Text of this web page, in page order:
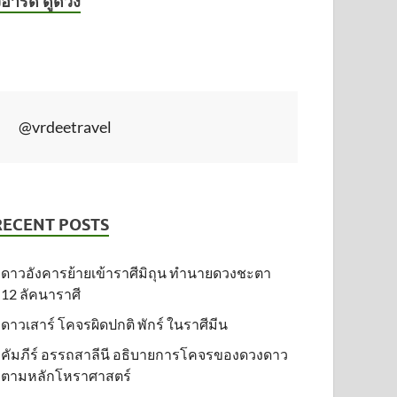
@vrdeetravel
POSTS
ดาวอังคารย้ายเข้าราศีมิถุน ทำนายดวงชะตา
12 ลัคนาราศี
ดาวเสาร์ โคจรผิดปกติ พักร์ ในราศีมีน
คัมภีร์ อรรถสาลีนี อธิบายการโคจรของดวงดาว
ตามหลักโหราศาสตร์